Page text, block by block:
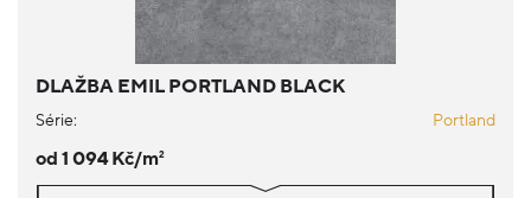
DLAŽBA EMIL PORTLAND BLACK
Série: Portland
od 1 094 Kč/m2